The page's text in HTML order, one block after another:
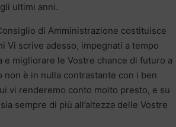
ultimi anni.
di Amministrazione costituisce
Vi scrive adesso, impegnati a tempo
migliorare le Vostre chance di futuro a
è in nulla contrastante con i ben
vi renderemo conto molto presto, e su
sempre di più all’altezza delle Vostre